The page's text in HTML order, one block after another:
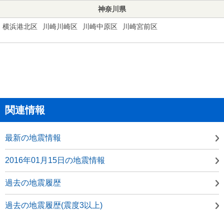
神奈川県
横浜港北区 川崎川崎区 川崎中原区 川崎宮前区
関連情報
最新の地震情報
2016年01月15日の地震情報
過去の地震履歴
過去の地震履歴(震度3以上)